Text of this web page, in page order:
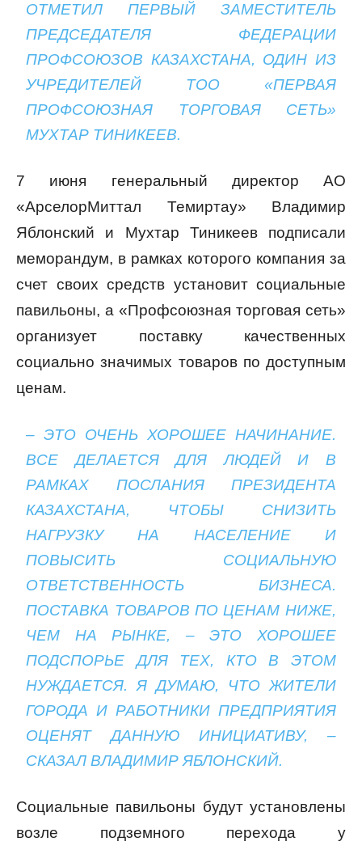
ОТМЕТИЛ ПЕРВЫЙ ЗАМЕСТИТЕЛЬ
ПРЕДСЕДАТЕЛЯ ФЕДЕРАЦИИ
ПРОФСОЮЗОВ КАЗАХСТАНА, ОДИН ИЗ
УЧРЕДИТЕЛЕЙ ТОО «ПЕРВАЯ
ПРОФСОЮЗНАЯ ТОРГОВАЯ СЕТЬ»
МУХТАР ТИНИКЕЕВ.
7 июня генеральный директор АО
«АрселорМиттал Темиртау» Владимир
Яблонский и Мухтар Тиникеев подписали
меморандум, в рамках которого компания за
счет своих средств установит социальные
павильоны, а «Профсоюзная торговая сеть»
организует поставку качественных
социально значимых товаров по доступным
ценам.
– ЭТО ОЧЕНЬ ХОРОШЕЕ НАЧИНАНИЕ.
ВСЕ ДЕЛАЕТСЯ ДЛЯ ЛЮДЕЙ И В
РАМКАХ ПОСЛАНИЯ ПРЕЗИДЕНТА
КАЗАХСТАНА, ЧТОБЫ СНИЗИТЬ
НАГРУЗКУ НА НАСЕЛЕНИЕ И
ПОВЫСИТЬ СОЦИАЛЬНУЮ
ОТВЕТСТВЕННОСТЬ БИЗНЕСА.
ПОСТАВКА ТОВАРОВ ПО ЦЕНАМ НИЖЕ,
ЧЕМ НА РЫНКЕ, – ЭТО ХОРОШЕЕ
ПОДСПОРЬЕ ДЛЯ ТЕХ, КТО В ЭТОМ
НУЖДАЕТСЯ. Я ДУМАЮ, ЧТО ЖИТЕЛИ
ГОРОДА И РАБОТНИКИ ПРЕДПРИЯТИЯ
ОЦЕНЯТ ДАННУЮ ИНИЦИАТИВУ, –
СКАЗАЛ ВЛАДИМИР ЯБЛОНСКИЙ.
Социальные павильоны будут установлены
возле подземного перехода у